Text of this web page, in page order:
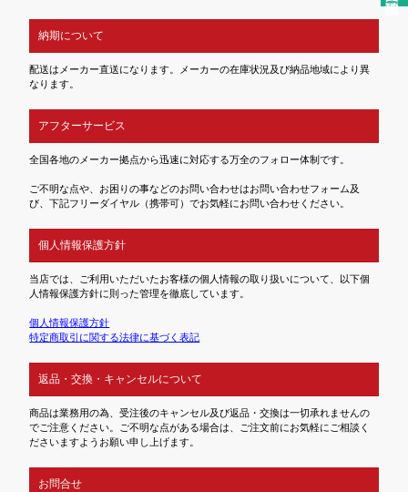
納期について
配送はメーカー直送になります。メーカーの在庫状況及び納品地域により異
なります。
アフターサービス
全国各地のメーカー拠点から迅速に対応する万全のフォロー体制です。
ご不明な点や、お困りの事などのお問い合わせはお問い合わせフォーム及
び、下記フリーダイヤル（携帯可）でお気軽にお問い合わせください。
個人情報保護方針
当店では、ご利用いただいたお客様の個人情報の取り扱いについて、以下個
人情報保護方針に則った管理を徹底しています。
個人情報保護方針
特定商取引に関する法律に基づく表記
返品・交換・キャンセルについて
商品は業務用の為、受注後のキャンセル及び返品・交換は一切承れませんの
でご注意ください。ご不明な点がある場合は、ご注文前にお気軽にご相談く
ださいますようお願い申し上げます。
お問合せ